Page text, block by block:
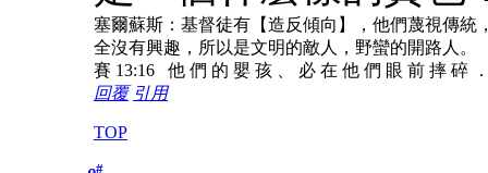
塞爾蘇斯：基督徒有【造反傾向】，他們蔑視傳
全沒有興趣，所以是文明的敵人，野蠻的開路人。
賽 13:16 他 們 的 嬰 孩 、 必 在 他 們 眼 前 摔 碎
回覆 引用
TOP
#